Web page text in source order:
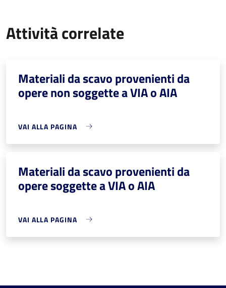
Attività correlate
Materiali da scavo provenienti da
opere non soggette a VIA o AIA
VAI ALLA PAGINA
Materiali da scavo provenienti da
opere soggette a VIA o AIA
VAI ALLA PAGINA